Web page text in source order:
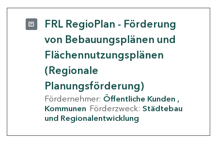
FRL RegioPlan - Förderung
von Bebauungsplänen und
Flächennutzungsplänen
(Regionale
Planungsförderung)
Fördernehmer: Öffentliche Kunden
Kommunen Förderzweck: Städtebau
und Regionalentwicklung